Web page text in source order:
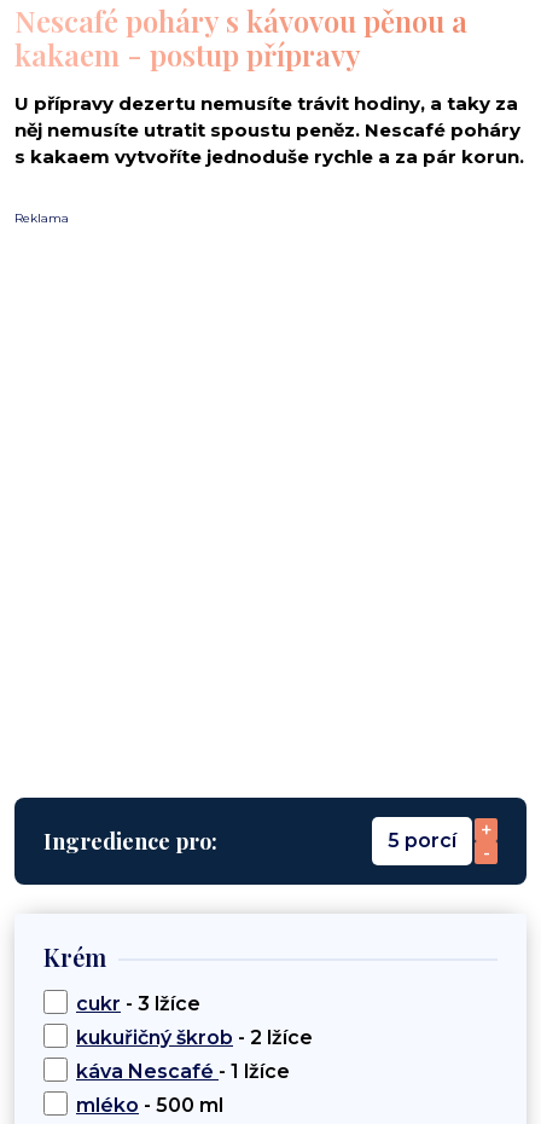
Nescafé poháry s kávovou pěnou a
kakaem - postup přípravy
U přípravy dezertu nemusíte trávit hodiny, a taky za
něj nemusíte utratit spoustu peněz. Nescafé poháry
s kakaem vytvoříte jednoduše rychle a za pár korun.
Reklama
Ingredience pro: 5 porcí
+
-
Krém
cukr - 3 lžíce
kukuřičný škrob - 2 lžíce
káva Nescafé - 1 lžíce
mléko - 500 ml